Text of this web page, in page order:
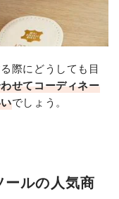
際にどうしても目
せてコーディネー
でしょう。
ルの人気商